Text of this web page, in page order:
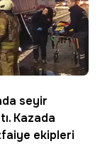
seyir
Kazada
ekipleri